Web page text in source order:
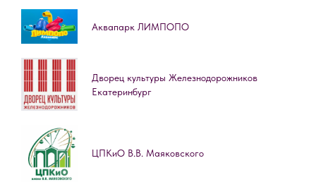
Аквапарк ЛИМПОПО
Дворец культуры Железнодорожников
Екатеринбург
ЦПКиО В.В. Маяковского